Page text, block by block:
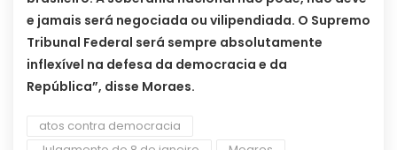
e jamais será negociada ou vilipendiada. O Supremo
Tribunal Federal será sempre absolutamente
inflexível na defesa da democracia e da
República”, disse Moraes.
atos contra democracia